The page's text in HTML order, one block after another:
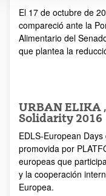
El 17 de octubre de
compareció ante la
Alimentario del
que plantea la
URBAN ELIKA
Solidarity 2016
EDLS-European
promovida por
europeas que
y la cooperación
Europea.